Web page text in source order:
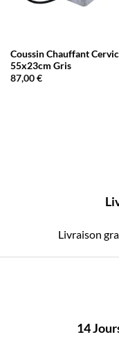
Coussin Chauffant
55x23cm Gris
87,00€
Livraison
14